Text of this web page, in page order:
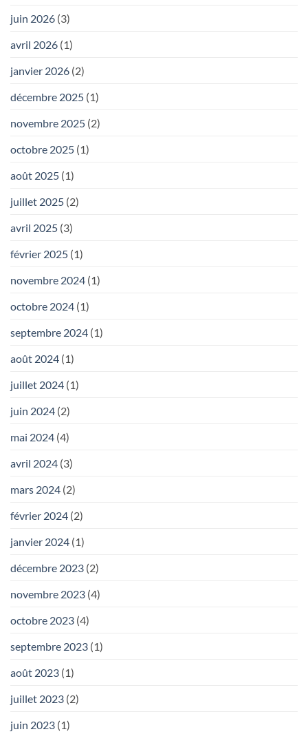
juin 2026 (3)
avril 2026 (1)
janvier 2026 (2)
décembre 2025 (1)
novembre 2025 (2)
octobre 2025 (1)
août 2025 (1)
juillet 2025 (2)
avril 2025 (3)
février 2025 (1)
novembre 2024 (1)
octobre 2024 (1)
septembre 2024 (1)
août 2024 (1)
juillet 2024 (1)
juin 2024 (2)
mai 2024 (4)
avril 2024 (3)
mars 2024 (2)
février 2024 (2)
janvier 2024 (1)
décembre 2023 (2)
novembre 2023 (4)
octobre 2023 (4)
septembre 2023 (1)
août 2023 (1)
juillet 2023 (2)
juin 2023 (1)